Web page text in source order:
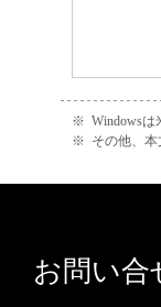
認可等
は一部
ールし
まで有
※ Windowsは
※ その他、
お問い合